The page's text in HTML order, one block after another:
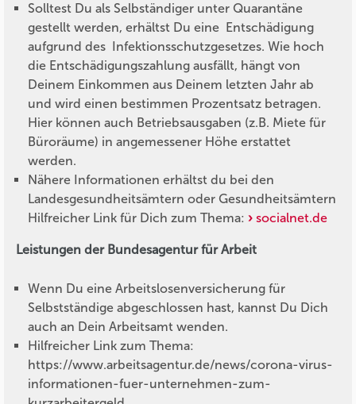
Solltest Du als Selbständiger unter Quarantäne
gestellt werden, erhältst Du eine Entschädigung
aufgrund des Infektionsschutzgesetzes. Wie hoch
die Entschädigungszahlung ausfällt, hängt von
Deinem Einkommen aus Deinem letzten Jahr ab
und wird einen bestimmen Prozentsatz betragen.
Hier können auch Betriebsausgaben (z.B. Miete für
Büroräume) in angemessener Höhe erstattet
werden.
Nähere Informationen erhältst du bei den
Landesgesundheitsämtern oder Gesundheitsämtern
Hilfreicher Link für Dich zum Thema:
socialnet.de
Leistungen der Bundesagentur für Arbeit
Wenn Du eine Arbeitslosenversicherung für
Selbstständige abgeschlossen hast, kannst Du Dich
auch an Dein Arbeitsamt wenden.
Hilfreicher Link zum Thema:
https://www.arbeitsagentur.de/news/corona-virus-
informationen-fuer-unternehmen-zum-